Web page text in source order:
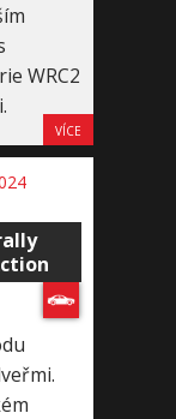
WRC2
VÍCE